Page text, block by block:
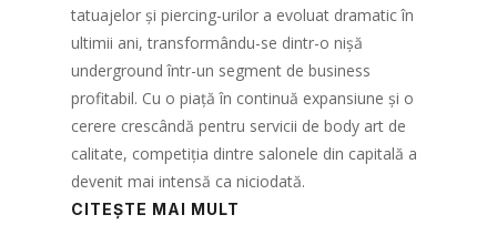
tatuajelor și piercing-urilor a evoluat dramatic în
ultimii ani, transformându-se dintr-o nișă
underground într-un segment de business
profitabil. Cu o piață în continuă expansiune și o
cerere crescândă pentru servicii de body art de
calitate, competiția dintre salonele din capitală a
devenit mai intensă ca niciodată.
CITEȘTE MAI MULT